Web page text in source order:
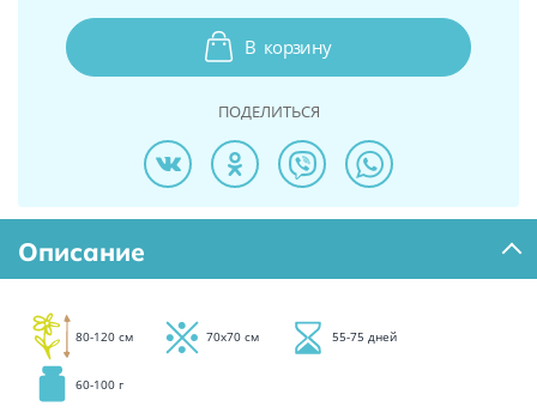
В корзину
ПОДЕЛИТЬСЯ
Описание
80-120 см 70х70 см 55-75 дней
60-100 г